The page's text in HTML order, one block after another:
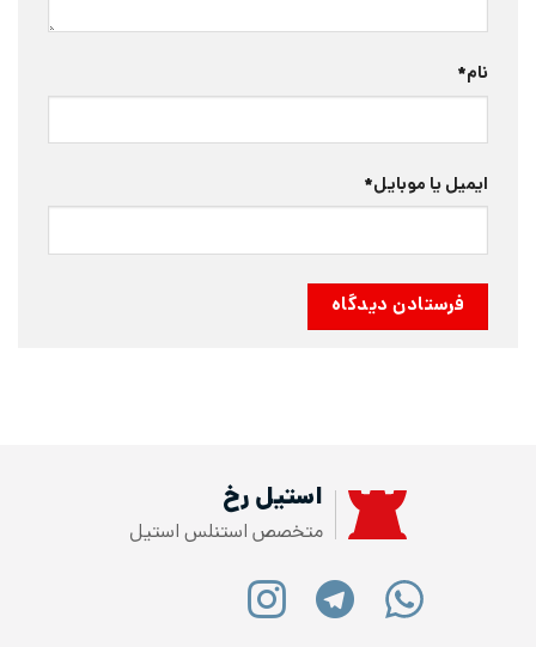
یا موبایل*
استیل رخ
متخصص استنلس استیل